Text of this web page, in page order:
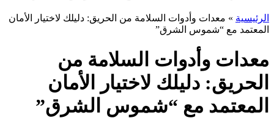
الرئيسية » معدات وأدوات السلامة من الحريق: دليلك لاختيار الأمان
المعتمد مع “شموس الشرق”
معدات وأدوات السلامة من
الحريق: دليلك لاختيار الأمان
المعتمد مع “شموس الشرق”